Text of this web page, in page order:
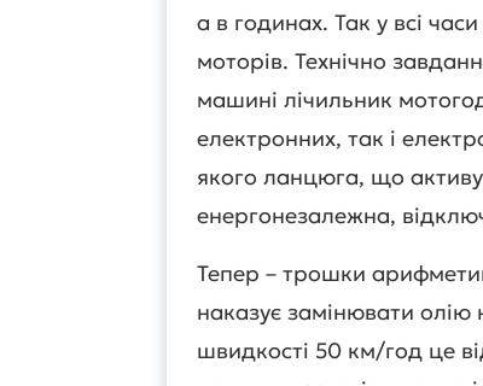
а в годинах. Так у всі
моторів. Технічно
машині лічильник
електронних, так і
якого ланцюга, що
енергонезалежна,
Тепер – трошки
наказує замінювати
швидкості 50 км/год це